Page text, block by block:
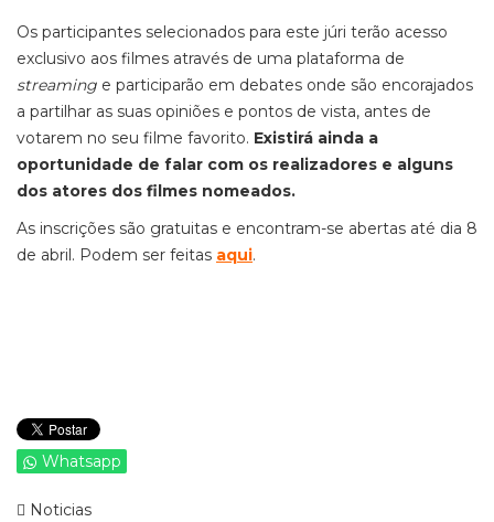
Os participantes selecionados para este júri terão acesso
exclusivo aos filmes através de uma plataforma de
streaming e participarão em debates onde são encorajados
a partilhar as suas opiniões e pontos de vista, antes de
votarem no seu filme favorito. Existirá ainda a
oportunidade de falar com os realizadores e alguns
dos atores dos filmes nomeados.
As inscrições são gratuitas e encontram-se abertas até dia 8
de abril. Podem ser feitas aqui.
Whatsapp
Noticias